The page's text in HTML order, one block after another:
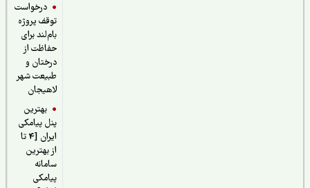
درخواست
توقف پروژه
بام‌لند برای
حفاظت از
درختان و
طبیعت شهر
لاهیجان
بهترین
پنل پیامکی
ایران [4 تا
از بهترین
سامانه
پیامکی